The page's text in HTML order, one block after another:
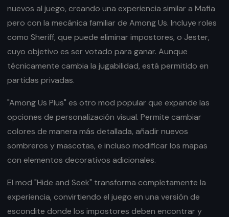
nuevos al juego, creando una experiencia similar a Mafia
pero con la mecánica familiar de Among Us. Incluye roles
como Sheriff, que puede eliminar impostores, o Jester,
cuyo objetivo es ser votado para ganar. Aunque
técnicamente cambia la jugabilidad, está permitido en
partidas privadas.
"Among Us Plus" es otro mod popular que expande las
opciones de personalización visual. Permite cambiar
colores de manera más detallada, añadir nuevos
sombreros y mascotas, e incluso modificar los mapas
con elementos decorativos adicionales.
El mod "Hide and Seek" transforma completamente la
experiencia, convirtiendo el juego en una versión de
escondite donde los impostores deben encontrar y